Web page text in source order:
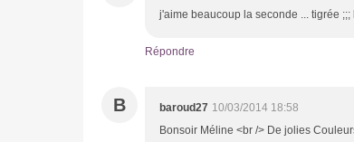
j'aime beaucoup la seconde ... tigrée
Répondre
B baroud27 10/03/2014 18:58
Bonsoir Méline <br /> De jolies